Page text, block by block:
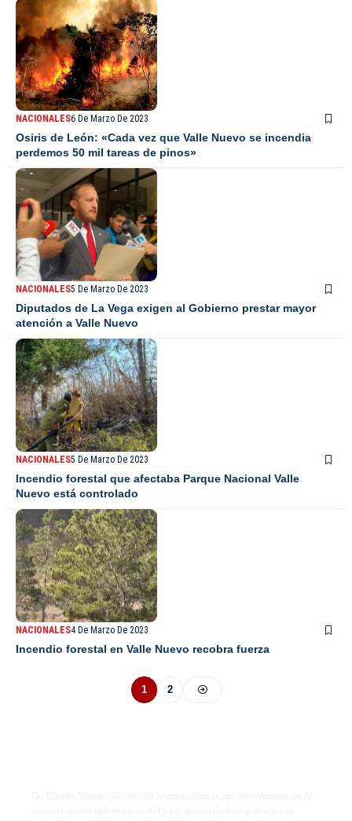
NACIONALES6 De Marzo De 2023
Osiris de León: «Cada vez que Valle Nuevo se incendia
perdemos 50 mil tareas de pinos»
NACIONALES5 De Marzo De 2023
Diputados de La Vega exigen al Gobierno prestar mayor
atención a Valle Nuevo
NACIONALES5 De Marzo De 2023
Incendio forestal que afectaba Parque Nacional Valle
Nuevo está controlado
NACIONALES4 De Marzo De 2023
Incendio forestal en Valle Nuevo recobra fuerza
1 2